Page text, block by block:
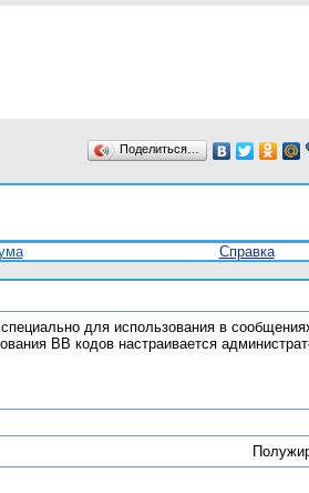
Поделиться…
Справка
для использования в
BB кодов настраивается